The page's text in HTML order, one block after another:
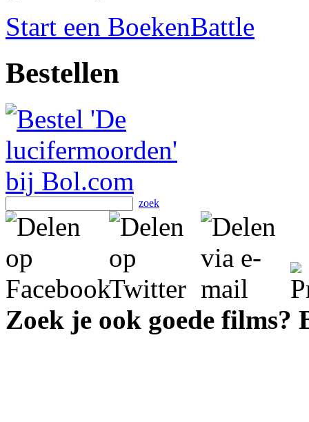
Start een BoekenBattle
Bestellen
zoek
Zoek je ook goede films?